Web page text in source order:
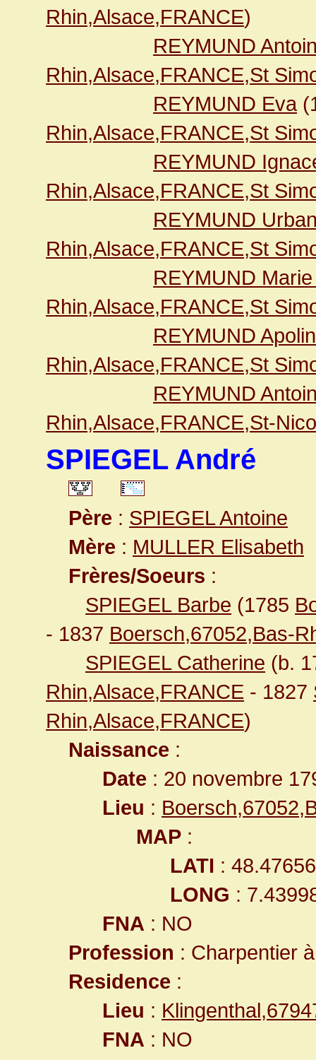
Rhin,Alsace,FRANCE)
REYMUND
Rhin,Alsace,FRANCE,St
REYMUND Eva
Rhin,Alsace,FRANCE,St
REYMUND
Rhin,Alsace,FRANCE,St
REYMUND
Rhin,Alsace,FRANCE,St
REYMUND
Rhin,Alsace,FRANCE,St
REYMUND
Rhin,Alsace,FRANCE,St
REYMUND
Rhin,Alsace,FRANCE,St-
SPIEGEL André
Père : SPIEGEL Antoine
Mère : MULLER Elisabeth
Frères/Soeurs :
SPIEGEL Barbe (1785
- 1837 Boersch,67052,Bas-
SPIEGEL Catherine (b.
Rhin,Alsace,FRANCE - 1827
Rhin,Alsace,FRANCE)
Naissance :
Date : 20 novembre
Lieu :
MAP :
LATI :
LONG :
FNA : NO
Profession : Charpentier
Residence :
Lieu :
FNA : NO